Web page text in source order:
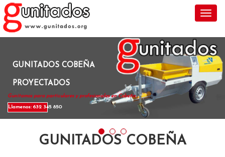
GUNITADOS COBEÑA
PROYECTADOS
Gunitamos para particulares y profesionales en Cobeña .
Llamenos: 632 345 850
GUNITADOS COBEÑA